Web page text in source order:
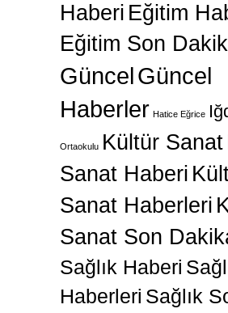
Haberi Eğitim
Eğitim Son
GüncelGüncel
Haberler Hatice Eğrice
Ortaokulu Kültür Sanat
Sanat Haberi
Sanat Haberleri
Sanat Son
Sağlık Haberi
Haberleri Sağlık